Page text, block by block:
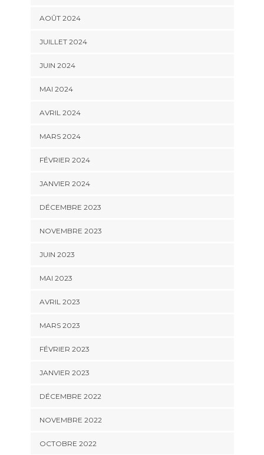
AOÛT 2024
JUILLET 2024
JUIN 2024
MAI 2024
AVRIL 2024
MARS 2024
FÉVRIER 2024
JANVIER 2024
DÉCEMBRE 2023
NOVEMBRE 2023
JUIN 2023
MAI 2023
AVRIL 2023
MARS 2023
FÉVRIER 2023
JANVIER 2023
DÉCEMBRE 2022
NOVEMBRE 2022
OCTOBRE 2022